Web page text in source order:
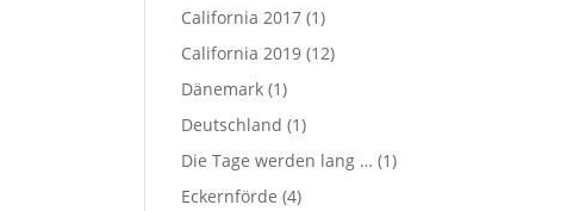
California 2017 (1)
California 2019 (12)
Dänemark (1)
Deutschland (1)
Die Tage werden lang … (1)
Eckernförde (4)